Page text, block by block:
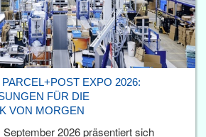
EXPO 2026:
FÜR DIE
VON MORGEN
2026 präsentiert sich